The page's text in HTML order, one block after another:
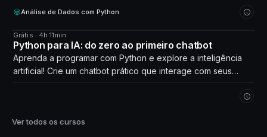
Análise de Dados com Python
CURSO
Grátis · 4h 11min
Python para IA: do zero ao primeiro chatbot
Aprenda a programar com Python e explore a inteligência
artificial! Crie um chatbot prático que interage com seus
Ver todos os cursos